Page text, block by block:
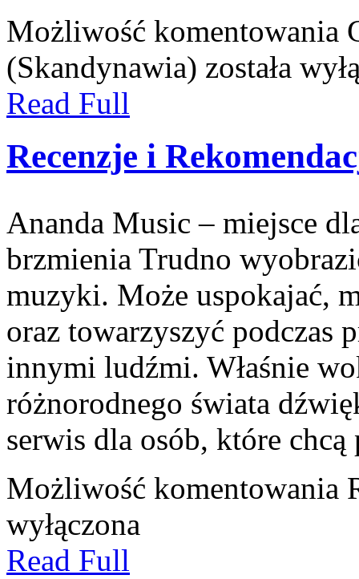
Możliwość komentowania
(Skandynawia) została
Read Full
Recenzje i
Ananda Music – miejsce
brzmienia Trudno
muzyki. Może uspokajać,
oraz towarzyszyć podczas
innymi ludźmi. Właśnie
różnorodnego świata
serwis dla osób, które chcą
Możliwość komentowania
wyłączona
Read Full